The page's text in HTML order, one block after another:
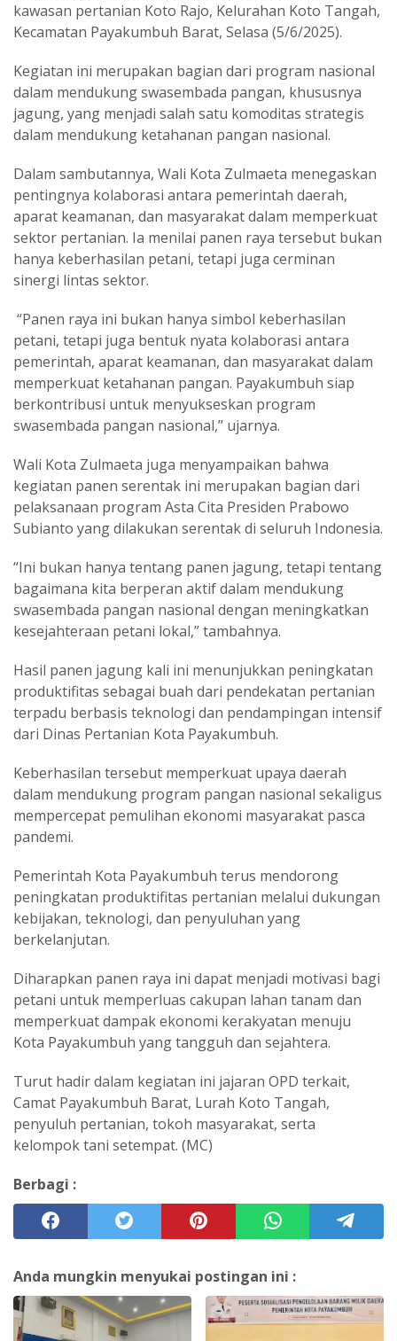
kawasan pertanian Koto Rajo, Kelurahan Koto Tangah,
Kecamatan Payakumbuh Barat, Selasa (5/6/2025).
Kegiatan ini merupakan bagian dari program nasional
dalam mendukung swasembada pangan, khususnya
jagung, yang menjadi salah satu komoditas strategis
dalam mendukung ketahanan pangan nasional.
Dalam sambutannya, Wali Kota Zulmaeta menegaskan
pentingnya kolaborasi antara pemerintah daerah,
aparat keamanan, dan masyarakat dalam memperkuat
sektor pertanian. Ia menilai panen raya tersebut bukan
hanya keberhasilan petani, tetapi juga cerminan
sinergi lintas sektor.
“Panen raya ini bukan hanya simbol keberhasilan
petani, tetapi juga bentuk nyata kolaborasi antara
pemerintah, aparat keamanan, dan masyarakat dalam
memperkuat ketahanan pangan. Payakumbuh siap
berkontribusi untuk menyukseskan program
swasembada pangan nasional,” ujarnya.
Wali Kota Zulmaeta juga menyampaikan bahwa
kegiatan panen serentak ini merupakan bagian dari
pelaksanaan program Asta Cita Presiden Prabowo
Subianto yang dilakukan serentak di seluruh Indonesia.
“Ini bukan hanya tentang panen jagung, tetapi tentang
bagaimana kita berperan aktif dalam mendukung
swasembada pangan nasional dengan meningkatkan
kesejahteraan petani lokal,” tambahnya.
Hasil panen jagung kali ini menunjukkan peningkatan
produktifitas sebagai buah dari pendekatan pertanian
terpadu berbasis teknologi dan pendampingan intensif
dari Dinas Pertanian Kota Payakumbuh.
Keberhasilan tersebut memperkuat upaya daerah
dalam mendukung program pangan nasional sekaligus
mempercepat pemulihan ekonomi masyarakat pasca
pandemi.
Pemerintah Kota Payakumbuh terus mendorong
peningkatan produktifitas pertanian melalui dukungan
kebijakan, teknologi, dan penyuluhan yang
berkelanjutan.
Diharapkan panen raya ini dapat menjadi motivasi bagi
petani untuk memperluas cakupan lahan tanam dan
memperkuat dampak ekonomi kerakyatan menuju
Kota Payakumbuh yang tangguh dan sejahtera.
Turut hadir dalam kegiatan ini jajaran OPD terkait,
Camat Payakumbuh Barat, Lurah Koto Tangah,
penyuluh pertanian, tokoh masyarakat, serta
kelompok tani setempat. (MC)
Berbagi :
Anda mungkin menyukai postingan ini :